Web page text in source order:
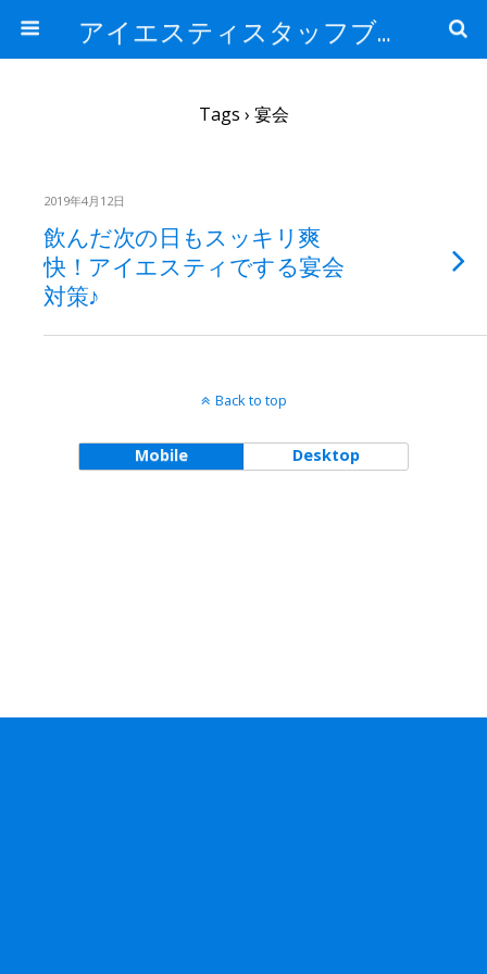
アイエスティスタッフブログ
Tags › 宴会
2019年4月12日
飲んだ次の日もスッキリ爽
快！アイエスティでする宴会
対策♪
Back to top
Mobile Desktop